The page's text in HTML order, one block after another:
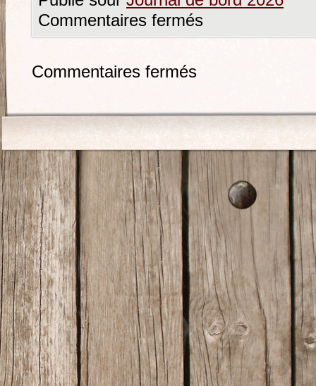
Commentaires fermés
Commentaires fermés